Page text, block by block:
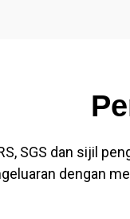
SGS dan sijil
dengan